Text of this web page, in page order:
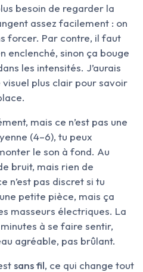
besoin de regarder la
assez facilement : on
forcer. Par contre, il faut
enclenché, sinon ça bouge
les intensités. J’aurais
plus clair pour savoir
mais ce n’est pas une
(4–6), tu peux
le son à fond. Au
bruit, mais rien de
n’est pas discret si tu
petite pièce, mais ça
masseurs électriques. La
à se faire sentir,
agréable, pas brûlant.
sans fil, ce qui change tout